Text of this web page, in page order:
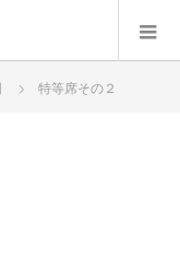
特等席その２